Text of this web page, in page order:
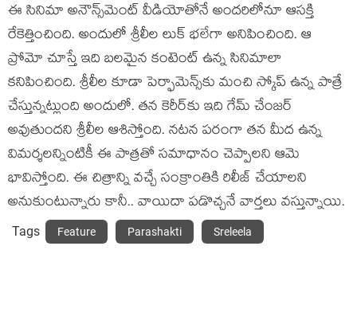
ఈ సినిమా అనౌన్స్‌మెంట్ వీడియోతోనే అంద‌రిలోనూ ఆస‌క్తి
రేకెత్తించింది. అందులో శ్రీలీల లుక్ భ‌లేగా అనిపించింది. ఆ
ప్రోమో చూస్తే ఇది బ‌ల‌మైన కంటెంట్ ఉన్న సినిమాలా
క‌నిపించింది. శ్రీలీల కూడా పెర్ఫామెన్స్‌కు మంచి స్కోప్ ఉన్న పాత్రే
చేస్తున్న‌ట్లుంది అందులో. త‌న కెరీర్‌కు ఇది గేమ్ చేంజ‌ర్
అవుతుంద‌ని శ్రీలీల ఆశిస్తోంది. న‌ట‌న ప‌రంగా త‌న మీద ఉన్న
విమ‌ర్శ‌ల‌న్నింటికీ ఈ పాత్ర‌తో స‌మాధానం చెప్పాల‌ని ఆమె
భావిస్తోంది. ఈ చిత్రాన్ని వ‌చ్చే సంక్రాంతికి రిలీజ్ చేయాల‌ని
అనుకుంటున్నారు కానీ.. వాయిదా ప‌డొచ్చ‌నే వార్త‌లు వ‌స్తున్నాయి.
Tags Feature Parashakti Sreleela